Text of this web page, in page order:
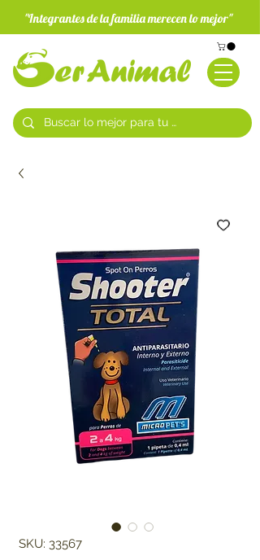
"Integrantes de la familia merecen lo mejor"
SKU: 33567